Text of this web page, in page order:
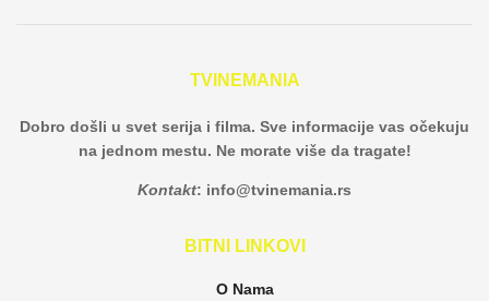
TVINEMANIA
Dobro došli u svet serija i filma. Sve informacije vas očekuju
na jednom mestu. Ne morate više da tragate!
Kontakt: info@tvinemania.rs
BITNI LINKOVI
O Nama